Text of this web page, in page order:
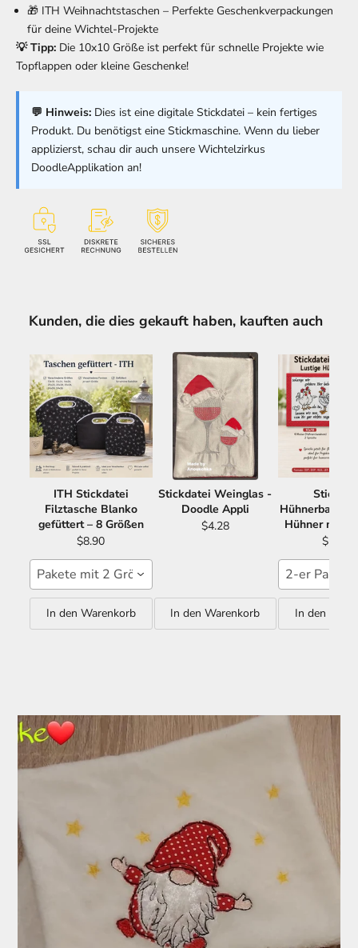
🎁 ITH Weihnachtstaschen – Perfekte Geschenkverpackungen
für deine Wichtel-Projekte
💡 Tipp: Die 10x10 Größe ist perfekt für schnelle Projekte wie
Topflappen oder kleine Geschenke!
💬 Hinweis: Dies ist eine digitale Stickdatei – kein fertiges
Produkt. Du benötigst eine Stickmaschine. Wenn du lieber
applizierst, schau dir auch unsere Wichtelzirkus
DoodleApplikation an!
Kunden, die dies gekauft haben, kauften auch
ITH Stickdatei
Filztasche Blanko
gefüttert – 8 Größen
$8.90
Pakete mit 2 Größen 15x24 16x26
In den Warenkorb
Stickdatei Weinglas -
Doodle Appli
$4.28
In den Warenkorb
Hühnerbande
Hühner mit
$11.21
2-er Paket
In den